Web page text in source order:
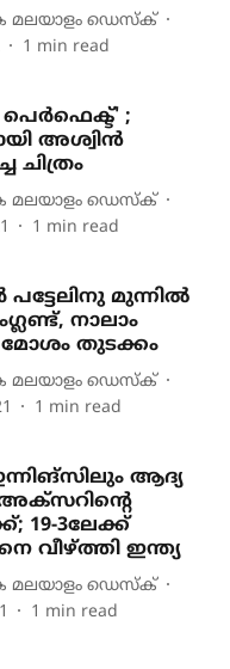
മലയാളം ഡെസ്ക്
1 min read
;
അശ്വിന്‍
ചിത്രം
മലയാളം ഡെസ്ക്
1 min read
മുന്നില്‍
നാലാം
മോശം തുടക്കം
മലയാളം ഡെസ്ക്
1 min read
ആദ്യ
19-3ലേക്ക്
വീഴ്ത്തി ഇന്ത്യ
മലയാളം ഡെസ്ക്
1 min read